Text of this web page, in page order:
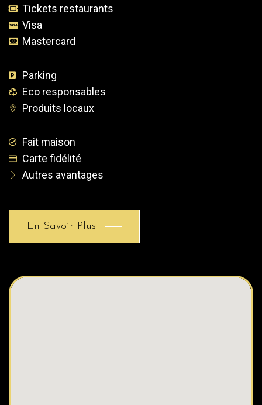
Tickets restaurants
Visa
Mastercard
Parking
Eco responsables
Produits locaux
Fait maison
Carte fidélité
Autres avantages
En Savoir Plus